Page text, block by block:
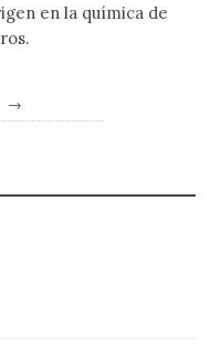
en la química de
→